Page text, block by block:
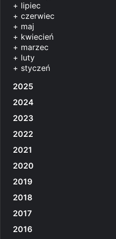
+ lipiec
+ czerwiec
+ maj
+ kwiecień
+ marzec
+ luty
+ styczeń
2025
2024
2023
2022
2021
2020
2019
2018
2017
2016